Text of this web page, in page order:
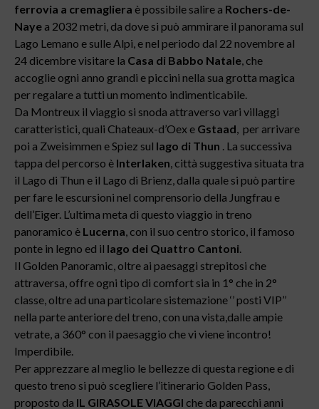
ferrovia a cremagliera è possibile salire a Rochers-de-
Naye a 2032 metri, da dove si può ammirare il panorama sul
Lago Lemano e sulle Alpi, e nel periodo dal 22 novembre al
24 dicembre visitare la Casa di Babbo Natale, che
accoglie ogni anno grandi e piccini nella sua grotta magica
per regalare a tutti un momento indimenticabile.
Da Montreux il viaggio si snoda attraverso vari villaggi
caratteristici, quali Chateaux-d’Oex e Gstaad, per arrivare
poi a Zweisimmen e Spiez sul lago di Thun . La successiva
tappa del percorso è Interlaken, città suggestiva situata tra
il Lago di Thun e il Lago di Brienz, dalla quale si può partire
per fare le escursioni nel comprensorio della Jungfrau e
dell’Eiger. L’ultima meta di questo viaggio in treno
panoramico è Lucerna, con il suo centro storico, il famoso
ponte in legno ed il lago dei Quattro Cantoni.
Il Golden Panoramic, oltre ai paesaggi strepitosi che
attraversa, offre ogni tipo di comfort sia in 1° che in 2°
classe, oltre ad una particolare sistemazione ‘’ posti VIP’’
nella parte anteriore del treno, con una vista,dalle ampie
vetrate, a 360° con il paesaggio che vi viene incontro!
Imperdibile.
Per apprezzare al meglio le bellezze di questa regione e di
questo treno si può scegliere l’itinerario Golden Pass,
proposto da IL GIRASOLE VIAGGI che da parecchi anni